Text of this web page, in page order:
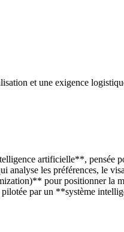
et une exigence
artificielle**, pensée
les préférences, le
pour positionner la
par un **système